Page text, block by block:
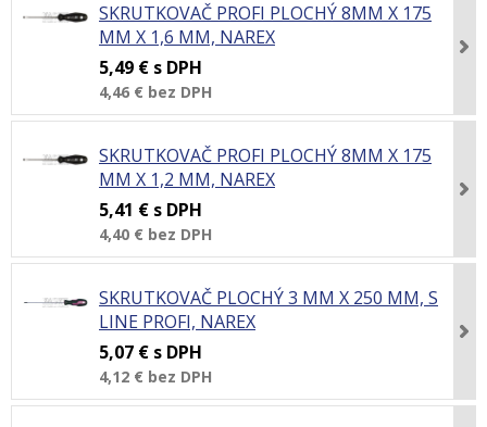
SKRUTKOVAČ PROFI PLOCHÝ 8MM X 175
MM X 1,6 MM, NAREX
5,49 € s DPH
4,46 € bez DPH
SKRUTKOVAČ PROFI PLOCHÝ 8MM X 175
MM X 1,2 MM, NAREX
5,41 € s DPH
4,40 € bez DPH
SKRUTKOVAČ PLOCHÝ 3 MM X 250 MM, S
LINE PROFI, NAREX
5,07 € s DPH
4,12 € bez DPH